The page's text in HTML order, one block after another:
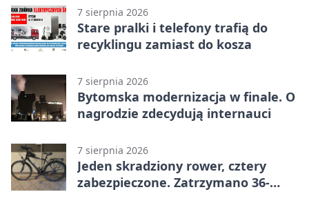
7 sierpnia 2026
Stare pralki i telefony trafią do
recyklingu zamiast do kosza
7 sierpnia 2026
Bytomska modernizacja w finale. O
nagrodzie zdecydują internauci
7 sierpnia 2026
Jeden skradziony rower, cztery
zabezpieczone. Zatrzymano 36-